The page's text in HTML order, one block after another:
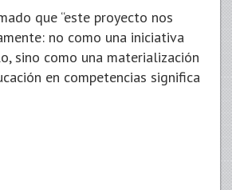
que “este proyecto nos
no como una iniciativa
sino como una materialización
en competencias significa